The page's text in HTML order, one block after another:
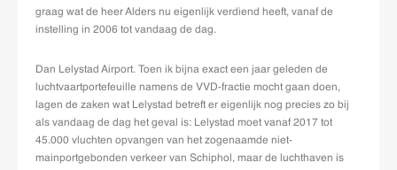
graag wat de heer Alders nu eigenlijk verdiend heeft, vanaf de
instelling in 2006 tot vandaag de dag.
Dan Lelystad Airport. Toen ik bijna exact een jaar geleden de
luchtvaartportefeuille namens de VVD-fractie mocht gaan doen,
lagen de zaken wat Lelystad betreft er eigenlijk nog precies zo bij
als vandaag de dag het geval is: Lelystad moet vanaf 2017 tot
45.000 vluchten opvangen van het zogenaamde niet-
mainportgebonden verkeer van Schiphol, maar de luchthaven is